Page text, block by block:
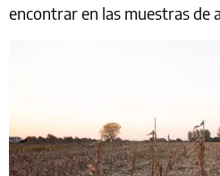
encontrar en las muestras de